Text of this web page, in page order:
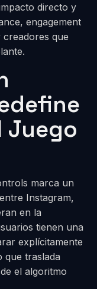
directo y
engagement
que
Juego
marca un
Instagram,
en la
tienen una
explícitamente
que traslada
el algoritmo